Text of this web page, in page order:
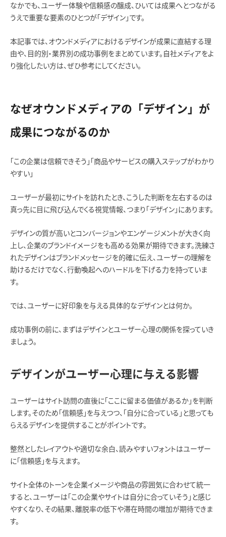
なかでも、ユーザー体験や信頼感の醸成、ひいては成果へとつながる
うえで重要な要素のひとつが「デザイン」です。
本記事では、オウンドメディアにおけるデザインが成果に直結する理
由や、目的別・業界別の成功事例をまとめています。自社メディアをよ
り強化したい方は、ぜひ参考にしてください。
なぜオウンドメディアの「デザイン」が
成果につながるのか
「この企業は信頼できそう」「商品やサービスの購入ステップがわかり
やすい」
ユーザーが最初にサイトを訪れたとき、こうした判断を左右するのは
真っ先に目に飛び込んでくる視覚情報、つまり「デザイン」にあります。
デザインの質が高いとコンバージョンやエンゲージメントが大きく向
上し、企業のブランドイメージをも高める効果が期待できます。洗練さ
れたデザインはブランドメッセージを的確に伝え、ユーザーの理解を
助けるだけでなく、行動喚起へのハードルを下げる力を持っていま
す。
では、ユーザーに好印象を与える具体的なデザインとは何か。
成功事例の前に、まずはデザインとユーザー心理の関係を探っていき
ましょう。
デザインがユーザー心理に与える影響
ユーザーはサイト訪問の直後に「ここに留まる価値があるか」を判断
します。そのため「信頼感」を与えつつ、「自分に合っている」と思っても
らえるデザインを提供することがポイントです。
整然としたレイアウトや適切な余白、読みやすいフォントはユーザー
に「信頼感」を与えます。
サイト全体のトーンを企業イメージや商品の雰囲気に合わせて統一
すると、ユーザーは「この企業やサイトは自分に合っていそう」と感じ
やすくなり、その結果、離脱率の低下や滞在時間の増加が期待できま
す。